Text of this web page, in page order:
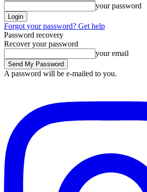
your password
Forgot your password? Get help
Password recovery
Recover your password
your email
A password will be e-mailed to you.